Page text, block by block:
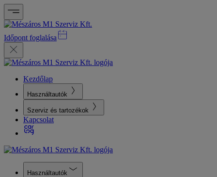
Időpont foglalása
Kezdőlap
Használtautók
Szerviz és tartozékok
Kapcsolat
Használtautók